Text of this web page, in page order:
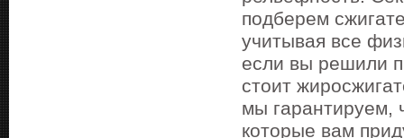
подберем
учитывая все
если вы решили
стоит
мы гарантируем,
которые вам